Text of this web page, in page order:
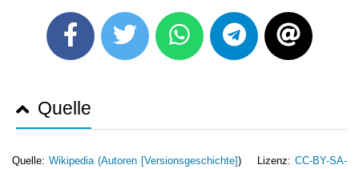
Quelle
Quelle: Wikipedia (Autoren [Versionsgeschichte]) Lizenz: CC-BY-SA-